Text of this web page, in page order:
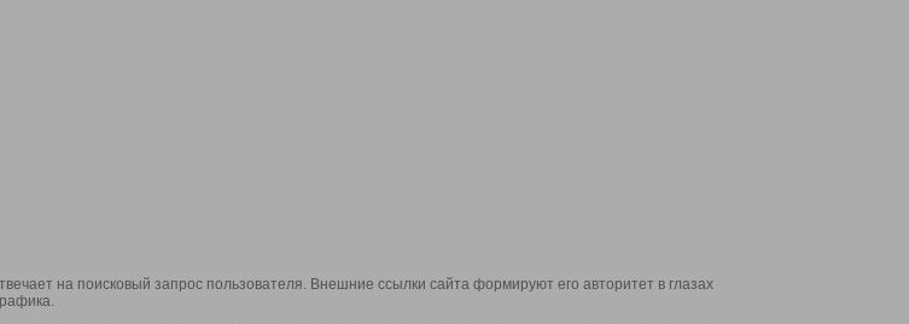
на поисковый запрос пользователя. Внешние ссылки сайта формируют его авторитет в глазах